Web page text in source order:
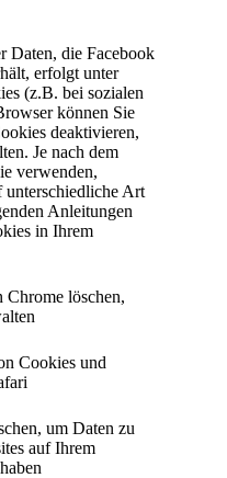
Daten, die Facebook
erfolgt unter
(z.B. bei sozialen
können Sie
deaktivieren,
Je nach dem
verwenden,
Art
Anleitungen
in Ihrem
Chrome löschen,
Cookies und
um Daten zu
auf Ihrem